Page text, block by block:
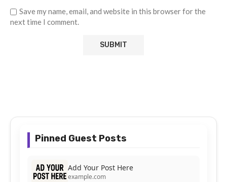
Save my name, email, and website in this browser for the
next time I comment.
Pinned Guest Posts
Add Your Post Here
example.com